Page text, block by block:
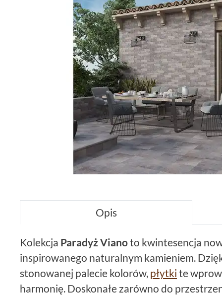
Opis
Kolekcja Paradyż Vianoto kwintesencja
inspirowanego naturalnym kamieniem.
stonowanej palecie kolorów, płytki te
harmonię. Doskonałe zarówno do